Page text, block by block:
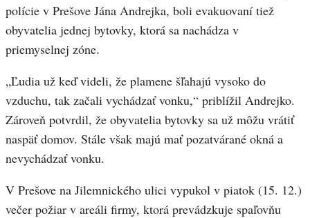
polície v Prešove Jána Andrejka, boli evakuovaní tiež
obyvatelia jednej bytovky, ktorá sa nachádza v
priemyselnej zóne.
„Ľudia už keď videli, že plamene šľahajú vysoko do
vzduchu, tak začali vychádzať vonku,“ priblížil Andrejko.
Zároveň potvrdil, že obyvatelia bytovky sa už môžu vrátiť
naspäť domov. Stále však majú mať pozatvárané okná a
nevychádzať vonku.
V Prešove na Jilemnického ulici vypukol v piatok (15. 12.)
večer požiar v areáli firmy, ktorá prevádzkuje spaľovňu